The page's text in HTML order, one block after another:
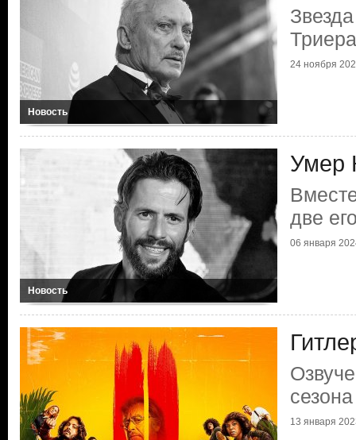
Новость
Триера
24 ноября
Новость
Умер
две
06 января
13 января